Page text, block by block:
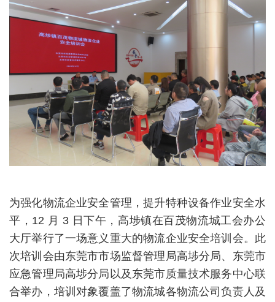
为强化物流企业安全管理，提升特种设备作业安全水
平， 12 月 3 日下午，高埗镇在百茂物流城工会办公
大厅举行了一场意义重大的物流企业安全培训会。此
次培训会由东莞市市场监督管理局高埗分局、东莞市
应急管理局高埗分局以及东莞市质量技术服务中心联
合举办，培训对象覆盖了物流城各物流公司负责人及